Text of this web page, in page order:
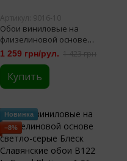
Артикул: 9016-10
Обои виниловые на
флизелиновой основе
светло-серые Славянские
обои В135 PRIMO 1,06м х
10,05м (9016-10)
1 259 грн/рул. 1 423 грн
Купить
Новинка
−8%